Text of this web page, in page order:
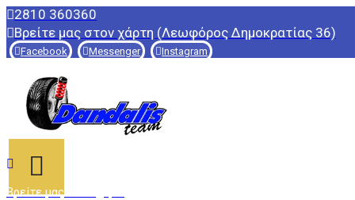
2810 360360
Βρείτε μας στον χάρτη (Λεωφόρος Δημοκρατίας 36)
Facebook Messenger Instagram
Βρείτε μας στον χάρτη